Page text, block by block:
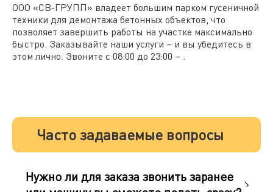
ООО «СВ-ГРУПП» владеет большим парком гусеничной
техники для демонтажа бетонных объектов, что
позволяет завершить работы на участке максимально
быстро. Заказывайте наши услуги – и вы убедитесь в
этом лично. Звоните с 08:00 до 23:00 –
Часто задаваемые вопросы
Нужно ли для заказа звонить заранее